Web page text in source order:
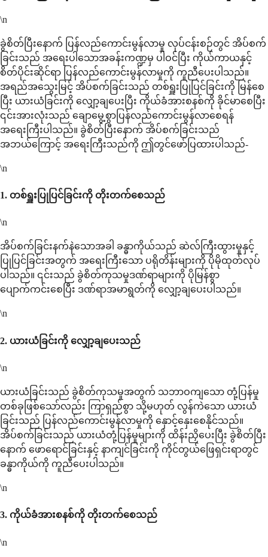
\n
ခွဲစိတ်ပြီးနောက် ပြန်လည်ကောင်းမွန်လာမှု လုပ်ငန်းစဉ်တွင် အိပ်စက်
ခြင်းသည် အရေးပါသောအခန်းကဏ္ဍမှ ပါဝင်ပြီး ကိုယ်ကာယနှင့်
စိတ်ပိုင်းဆိုင်ရာ ပြန်လည်ကောင်းမွန်လာမှုကို ကူညီပေးပါသည်။
အရည်အသွေးမြင့် အိပ်စက်ခြင်းသည် တစ်ရှူးပြုပြင်ခြင်းကို မြန်စေ
ပြီး ယားယံခြင်းကို လျှော့ချပေးပြီး ကိုယ်ခံအားစနစ်ကို ခိုင်မာစေပြီး
၎င်းအားလုံးသည် ချောမွေ့စွာပြန်လည်ကောင်းမွန်လာစေရန်
အရေးကြီးပါသည်။ ခွဲစိတ်ပြီးနောက် အိပ်စက်ခြင်းသည်
အဘယ်ကြောင့် အရေးကြီးသည်ကို ဤတွင်ဖော်ပြထားပါသည်-
\n
1. တစ်ရှူးပြုပြင်ခြင်းကို တိုးတက်စေသည်
\n
အိပ်စက်ခြင်းနက်နဲသောအခါ ခန္ဓာကိုယ်သည် ဆဲလ်ကြီးထွားမှုနှင့်
ပြုပြင်ခြင်းအတွက် အရေးကြီးသော ပရိုတိန်းများကို ပိုမိုထုတ်လုပ်
ပါသည်။ ၎င်းသည် ခွဲစိတ်ကုသမှုဒဏ်ရာများကို ပိုမြန်စွာ
ပျောက်ကင်းစေပြီး ဒဏ်ရာအမာရွတ်ကို လျှော့ချပေးပါသည်။
\n
2. ယားယံခြင်းကို လျှော့ချပေးသည်
\n
ယားယံခြင်းသည် ခွဲစိတ်ကုသမှုအတွက် သဘာဝကျသော တုံ့ပြန်မှု
တစ်ခုဖြစ်သော်လည်း ကြာရှည်စွာ သို့မဟုတ် လွန်ကဲသော ယားယံ
ခြင်းသည် ပြန်လည်ကောင်းမွန်လာမှုကို နှောင့်နှေးစေနိုင်သည်။
အိပ်စက်ခြင်းသည် ယားယံတုံ့ပြန်မှုများကို ထိန်းညှိပေးပြီး ခွဲစိတ်ပြီး
နောက် ဖောရောင်ခြင်းနှင့် နာကျင်ခြင်းကို ကိုင်တွယ်ဖြေရှင်းရာတွင်
ခန္ဓာကိုယ်ကို ကူညီပေးပါသည်။
\n
3. ကိုယ်ခံအားစနစ်ကို တိုးတက်စေသည်
\n